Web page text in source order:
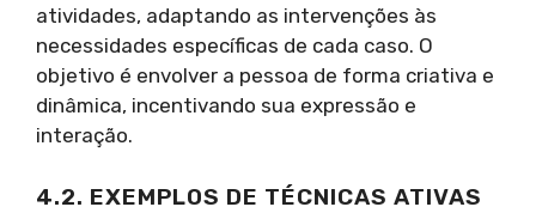
atividades, adaptando as intervenções às
necessidades específicas de cada caso. O
objetivo é envolver a pessoa de forma criativa e
dinâmica, incentivando sua expressão e
interação.
4.2. EXEMPLOS DE TÉCNICAS ATIVAS